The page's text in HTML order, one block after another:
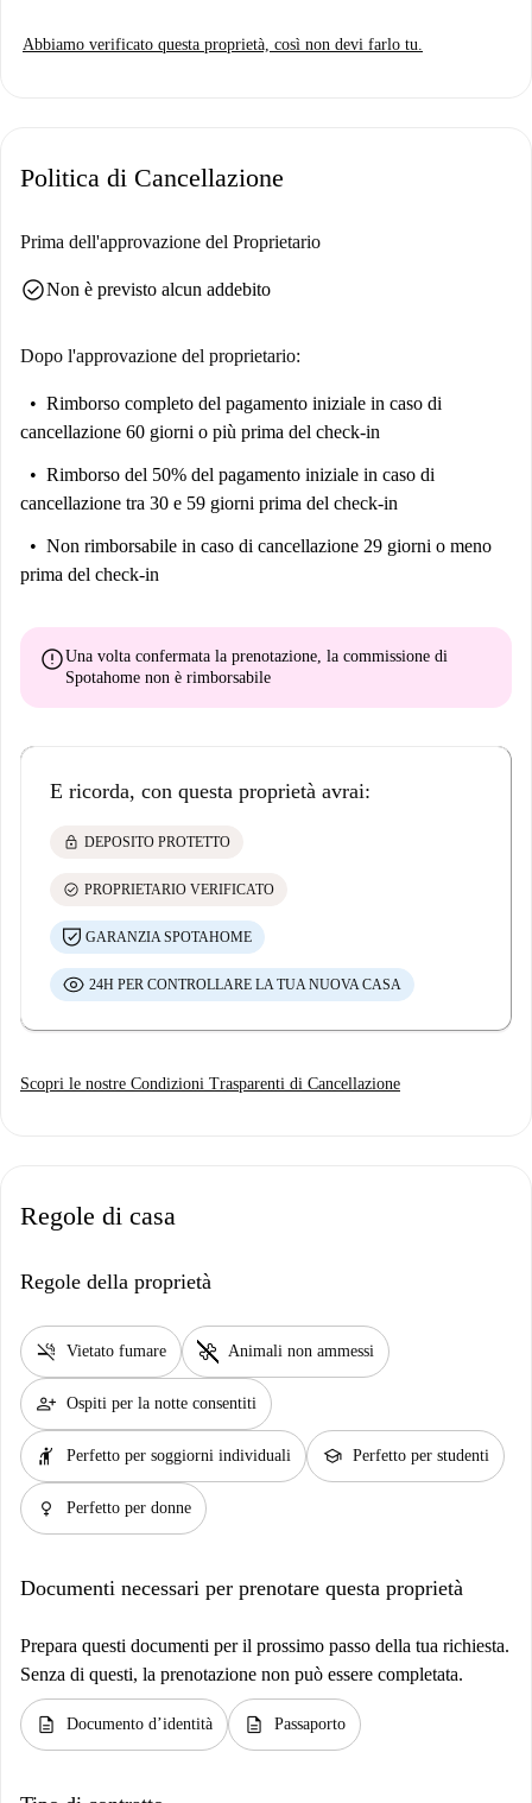
Abbiamo verificato questa proprietà, così non devi farlo tu.
Politica di Cancellazione
Prima dell'approvazione del Proprietario
check_circleNon è previsto alcun addebito
Dopo l'approvazione del proprietario:
Rimborso completo del pagamento iniziale in caso di
cancellazione 60 giorni o più prima del check-in
Rimborso del 50% del pagamento iniziale in caso di
cancellazione tra 30 e 59 giorni prima del check-in
Non rimborsabile in caso di cancellazione 29 giorni o meno
prima del check-in
errorUna volta confermata la prenotazione, la commissione di
Spotahome non è rimborsabile
E ricorda, con questa proprietà avrai:
lock DEPOSITO PROTETTO
check_circle PROPRIETARIO VERIFICATO
GARANZIA SPOTAHOME
24H PER CONTROLLARE LA TUA NUOVA CASA
Scopri le nostre Condizioni Trasparenti di Cancellazione
Regole di casa
Regole della proprietà
smoke_free Vietato fumare pet_supplies Animali non ammessi
person_add Ospiti per la notte consentiti
hail Perfetto per soggiorni individuali school Perfetto per studenti
female Perfetto per donne
Documenti necessari per prenotare questa proprietà
Prepara questi documenti per il prossimo passo della tua richiesta.
Senza di questi, la prenotazione non può essere completata.
description Documento d’identità description Passaporto